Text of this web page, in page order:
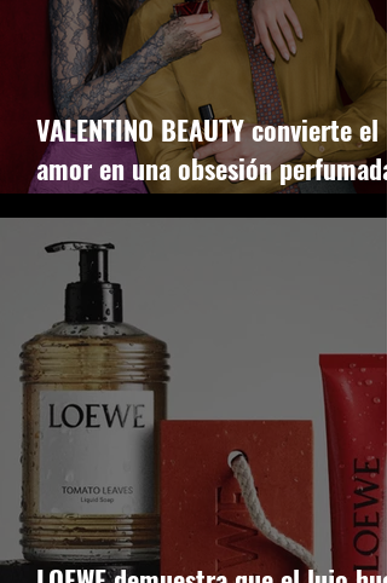
VALENTINO BEAUTY convierte el
amor en una obsesión perfumada
con Vendetta